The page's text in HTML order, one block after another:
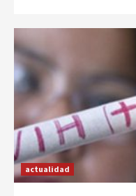
actualidad